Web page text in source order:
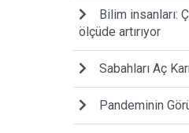
Bilim insanları:
ölçüde artırıyor
Sabahları Aç
Pandeminin